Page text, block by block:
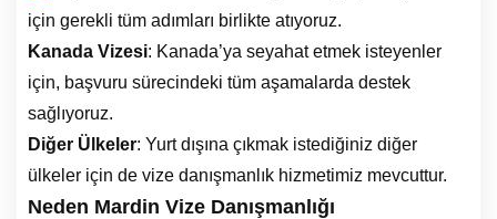
için gerekli tüm adımları birlikte atıyoruz.
Kanada Vizesi: Kanada’ya seyahat etmek isteyenler
için, başvuru sürecindeki tüm aşamalarda destek
sağlıyoruz.
Diğer Ülkeler: Yurt dışına çıkmak istediğiniz diğer
ülkeler için de vize danışmanlık hizmetimiz mevcuttur.
Neden Mardin Vize Danışmanlığı